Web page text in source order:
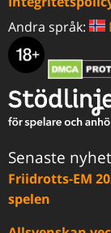
Andra språk:
Senaste
Friidrotts-EM
spelen